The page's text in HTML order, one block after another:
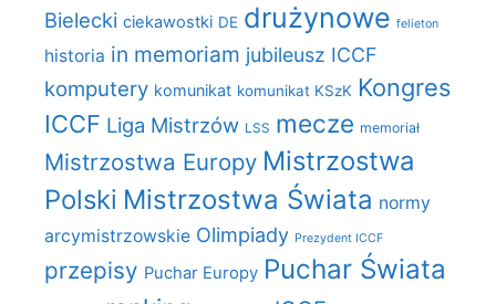
Bielecki ciekawostki DE drużynowe felieton
historia in memoriam jubileusz ICCF
komputery komunikat komunikat KSzK Kongres
ICCF Liga Mistrzów LSS mecze memoriał
Mistrzostwa Europy Mistrzostwa
Polski Mistrzostwa Świata normy
arcymistrzowskie Olimpiady Prezydent ICCF
przepisy Puchar Europy Puchar Świata